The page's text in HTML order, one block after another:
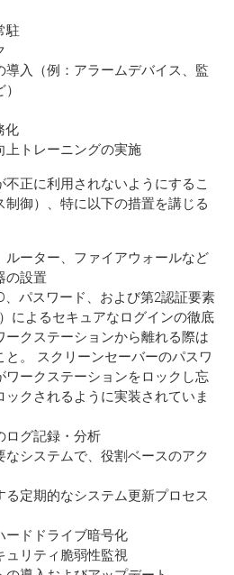
駐
導入（例：アラームデバイス、監
化
上トレーニングの実施
正に利用されないようにするこ
制御）、特に以下の措置を講じる
ルーター、ファイアウォールなど
の設置
、パスワード、および第2認証要素
）によるセキュアなログインの徹底
ークステーションから離れる際は
と。 スクリーンセーバーのパスワ
ワークステーションをロックし忘
クされるように実装されていま
ログ記録・分析
なシステムで、役割ベースのアク
る定期的なシステム更新プロセス
ードドライブ暗号化
ュリティ脆弱性監視